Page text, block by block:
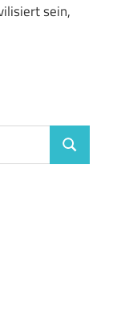
sein,
Suchen